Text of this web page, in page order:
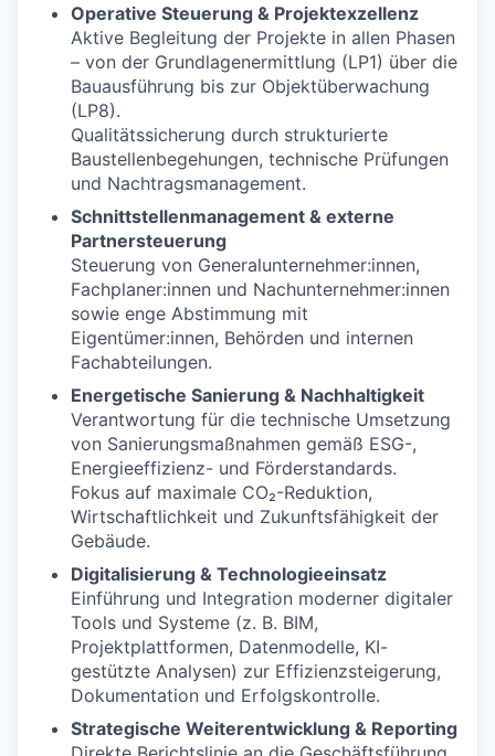
Operative Steuerung & Projektexzellenz
Aktive Begleitung der Projekte in allen Phasen
– von der Grundlagenermittlung (LP1) über die
Bauausführung bis zur Objektüberwachung
(LP8).
Qualitätssicherung durch strukturierte
Baustellenbegehungen, technische Prüfungen
und Nachtragsmanagement.
Schnittstellenmanagement & externe
Partnersteuerung
Steuerung von Generalunternehmer:innen,
Fachplaner:innen und Nachunternehmer:innen
sowie enge Abstimmung mit
Eigentümer:innen, Behörden und internen
Fachabteilungen.
Energetische Sanierung & Nachhaltigkeit
Verantwortung für die technische Umsetzung
von Sanierungsmaßnahmen gemäß ESG-,
Energieeffizienz- und Förderstandards.
Fokus auf maximale CO₂-Reduktion,
Wirtschaftlichkeit und Zukunftsfähigkeit der
Gebäude.
Digitalisierung & Technologieeinsatz
Einführung und Integration moderner digitaler
Tools und Systeme (z. B. BIM,
Projektplattformen, Datenmodelle, KI-
gestützte Analysen) zur Effizienzsteigerung,
Dokumentation und Erfolgskontrolle.
Strategische Weiterentwicklung & Reporting